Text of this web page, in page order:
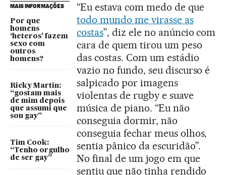
MAIS INFORMAÇÕES
Por que
homens
‘heteros’ fazem
sexo com
outros
homens?
Ricky Martin:
“gostam mais
de mim depois
que assumi que
sou gay”
Tim Cook:
“Tenho orgulho
de ser gay”
“Eu estava com medo de que
todo mundo me virasse as
costas”, diz ele no anúncio com
cara de quem tirou um peso
das costas. Com um estádio
vazio no fundo, seu discurso é
salpicado por imagens
violentas de rugby e suave
música de piano. “Eu não
conseguia dormir, não
conseguia fechar meus olhos,
sentia pânico da escuridão”.
No final de um jogo em que
sentiu que não tinha rendido